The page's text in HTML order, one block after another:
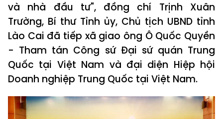
và nhà đầu tư", đồng chí Trịnh Xuân
Trường, Bí thư Tỉnh ủy, Chủ tịch UBND tỉnh
Lào Cai đã tiếp xã giao ông Ô Quốc Quyền
- Tham tán Công sứ Đại sứ quán Trung
Quốc tại Việt Nam và đại diện Hiệp hội
Doanh nghiệp Trung Quốc tại Việt Nam.